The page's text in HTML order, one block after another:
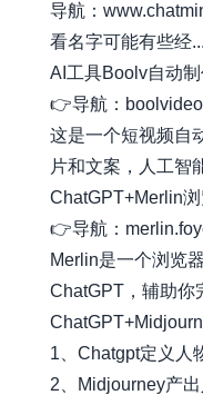
导航：
看名字可能有些经
AI工具Boolv自动
👉导航：
这是一个短视频自
片和文案，人工智
ChatGPT+Merlin
👉导航：
Merlin是一个浏览
ChatGPT，辅助你
1、Chatgpt定义人
2、Midjourney产出